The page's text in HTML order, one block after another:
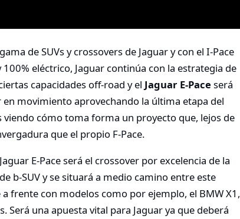
de SUVs y crossovers de Jaguar y con el I-Pace
eléctrico, Jaguar continúa con la estrategia de
capacidades off-road y el Jaguar E-Paceserá
movimiento aprovechando la última etapa del
viendo cómo toma forma un proyecto que, lejos de
que el propio F-Pace.
E-Pace será el crossover por excelencia de la
b-SUV y se situará a medio camino entre este
frente con modelos como por ejemplo, el BMW X1,
Será una apuesta vital para Jaguar ya que deberá